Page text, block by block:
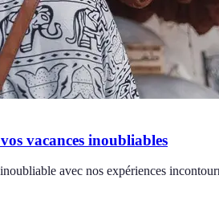
vacances inoubliables
avec nos expériences